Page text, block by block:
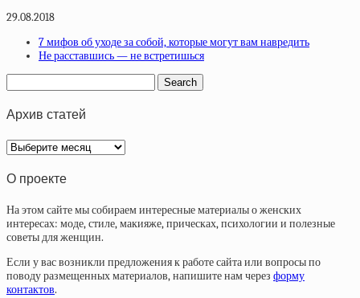
29.08.2018
7 мифов об уходе за собой, которые могут вам навредить
Не расставшись — не встретишься
Архив статей
Архив
статей
О проекте
На этом сайте мы собираем интересные материалы о женских
интересах: моде, стиле, макияже, прическах, психологии и полезные
советы для женщин.
Если у вас возникли предложения к работе сайта или вопросы по
поводу размещенных материалов, напишите нам через форму
контактов.